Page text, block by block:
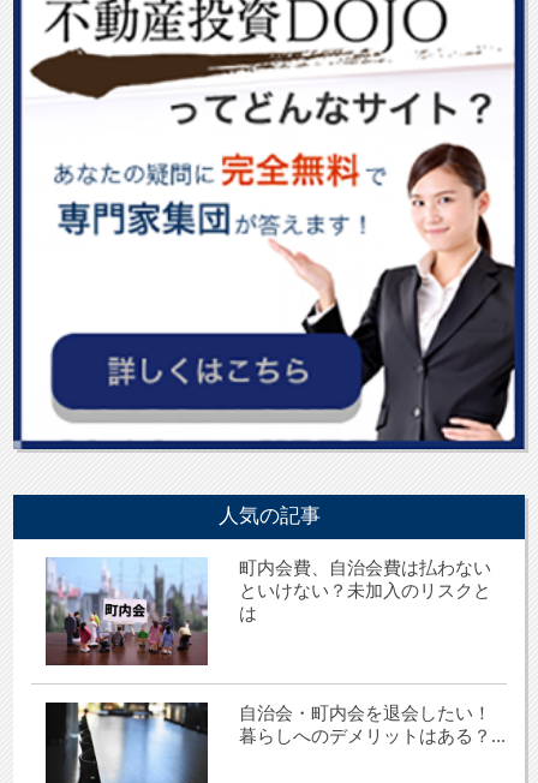
人気の記事
町内会費、自治会費は払わない
といけない？未加入のリスクと
は
自治会・町内会を退会したい！
暮らしへのデメリットはある？...